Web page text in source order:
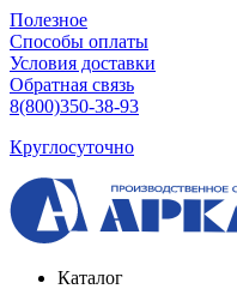
Полезное
Способы оплаты
Условия доставки
Обратная связь
8(800)350-38-93
Круглосуточно
Каталог